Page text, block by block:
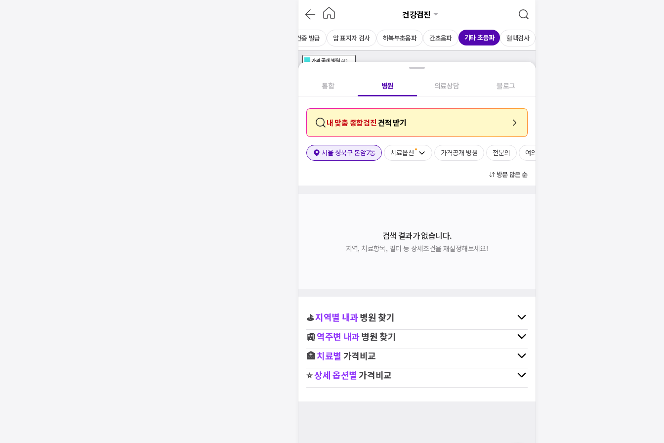
건강검진
보건증 발급 암 표지자 검사 하복부초음파 간초음파 기타 초음파 혈액검사
가격공개 병원AD
통합 병원 의료상담 블로그
내 맞춤 종합검진 견적 받기
서울 성북구 돈암2동 치료옵션 가격공개 병원 전문의 여의사
방문 많은 순
검색 결과가 없습니다.
지역, 치료항목, 필터 등 상세조건을 재설정해보세요!
⛳지역별 내과병원 찾기
🚉역주변 내과병원 찾기
🏥치료별 가격비교
⭐상세 옵션별가격비교